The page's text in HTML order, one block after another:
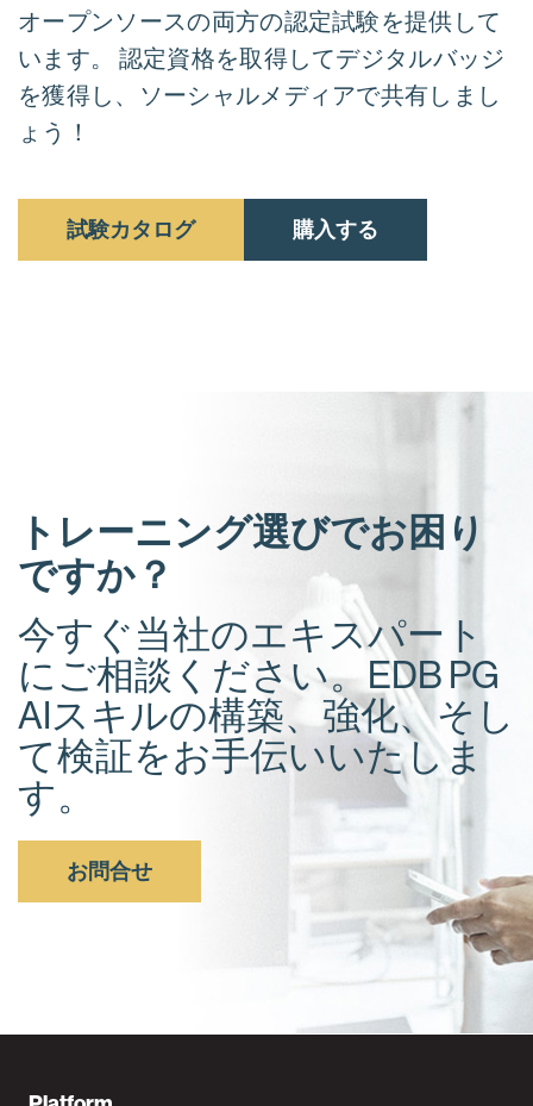
オープンソースの両方の認定試験を提供して
います。 認定資格を取得してデジタルバッジ
を獲得し、ソーシャルメディアで共有しまし
ょう！
試験カタログ 購入する
トレーニング選びでお困り
ですか？
今すぐ当社のエキスパート
にご相談ください。EDB PG
AIスキルの構築、強化、そし
て検証をお手伝いいたしま
す。
お問合せ